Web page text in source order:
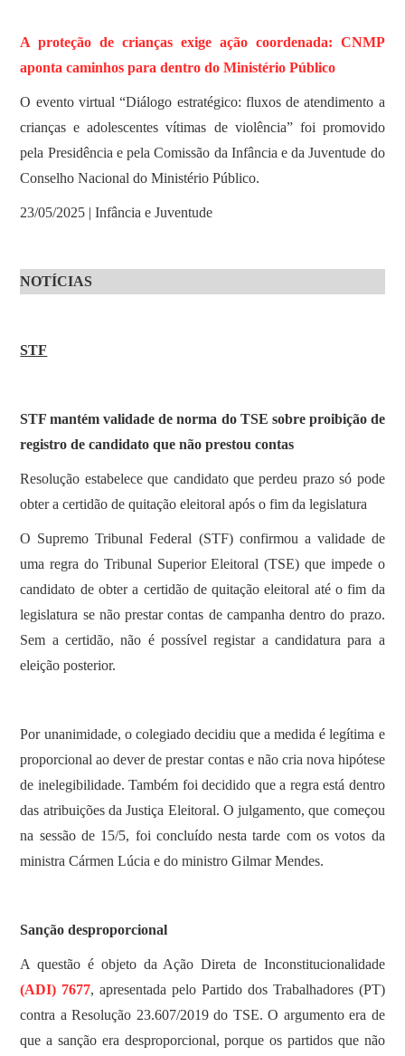
A proteção de crianças exige ação coordenada: CNMP
aponta caminhos para dentro do Ministério Público
O evento virtual “Diálogo estratégico: fluxos de atendimento a
crianças e adolescentes vítimas de violência” foi promovido
pela Presidência e pela Comissão da Infância e da Juventude do
Conselho Nacional do Ministério Público.
23/05/2025 | Infância e Juventude
NOTÍCIAS
STF
STF mantém validade de norma do TSE sobre proibição de
registro de candidato que não prestou contas
Resolução estabelece que candidato que perdeu prazo só pode
obter a certidão de quitação eleitoral após o fim da legislatura
O Supremo Tribunal Federal (STF) confirmou a validade de
uma regra do Tribunal Superior Eleitoral (TSE) que impede o
candidato de obter a certidão de quitação eleitoral até o fim da
legislatura se não prestar contas de campanha dentro do prazo.
Sem a certidão, não é possível registar a candidatura para a
eleição posterior.
Por unanimidade, o colegiado decidiu que a medida é legítima e
proporcional ao dever de prestar contas e não cria nova hipótese
de inelegibilidade. Também foi decidido que a regra está dentro
das atribuições da Justiça Eleitoral. O julgamento, que começou
na sessão de 15/5, foi concluído nesta tarde com os votos da
ministra Cármen Lúcia e do ministro Gilmar Mendes.
Sanção desproporcional
A questão é objeto da Ação Direta de Inconstitucionalidade
(ADI) 7677, apresentada pelo Partido dos Trabalhadores (PT)
contra a Resolução 23.607/2019 do TSE. O argumento era de
que a sanção era desproporcional, porque os partidos que não